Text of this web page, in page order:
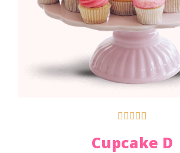
    
Cupcake D